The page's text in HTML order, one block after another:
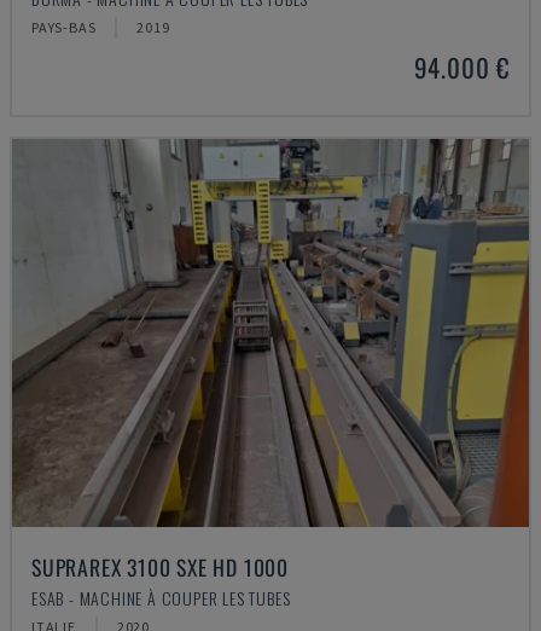
PAYS-BAS 2019
94.000 €
SUPRAREX 3100 SXE HD 1000
ESAB - MACHINE À COUPER LES TUBES
ITALIE 2020